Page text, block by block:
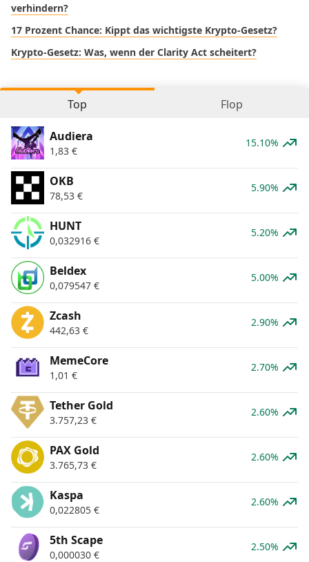
verhindern?
17 Prozent Chance: Kippt das wichtigste Krypto-Gesetz?
Krypto-Gesetz: Was, wenn der Clarity Act scheitert?
Top Flop
Audiera
1,83 €
15.10%
OKB
78,53 €
5.90%
HUNT
0,032916 €
5.20%
Beldex
0,079547 €
5.00%
Zcash
442,63 €
2.90%
MemeCore
1,01 €
2.70%
Tether Gold
3.757,23 €
2.60%
PAX Gold
3.765,73 €
2.60%
Kaspa
0,022805 €
2.60%
5th Scape
0,000030 €
2.50%